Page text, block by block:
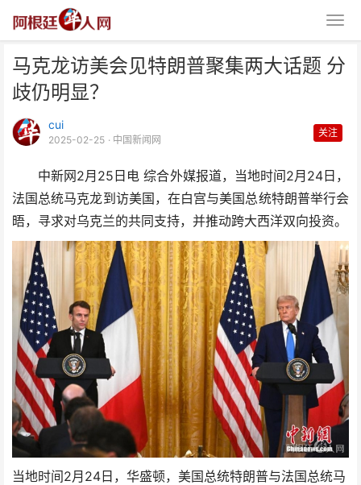
马克龙访美会见特朗普聚集两大话题 分
歧仍明显？
cui
2025-02-25 · 中国新闻网
关注
中新网2月25日电 综合外媒报道，当地时间2月24日，
法国总统马克龙到访美国，在白宫与美国总统特朗普举行会
晤，寻求对乌克兰的共同支持，并推动跨大西洋双向投资。
当地时间2月24日，华盛顿，美国总统特朗普与法国总统马
马克龙访美会见特朗普聚集两大话
题 分歧仍明显？